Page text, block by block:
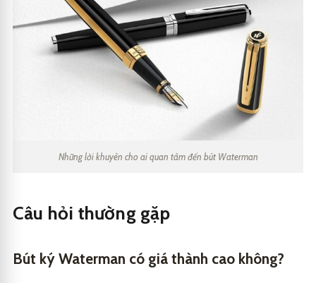
Những lời khuyên cho ai quan tâm đến bút Waterman
Câu hỏi thường gặp
Bút ký Waterman có giá thành cao không?